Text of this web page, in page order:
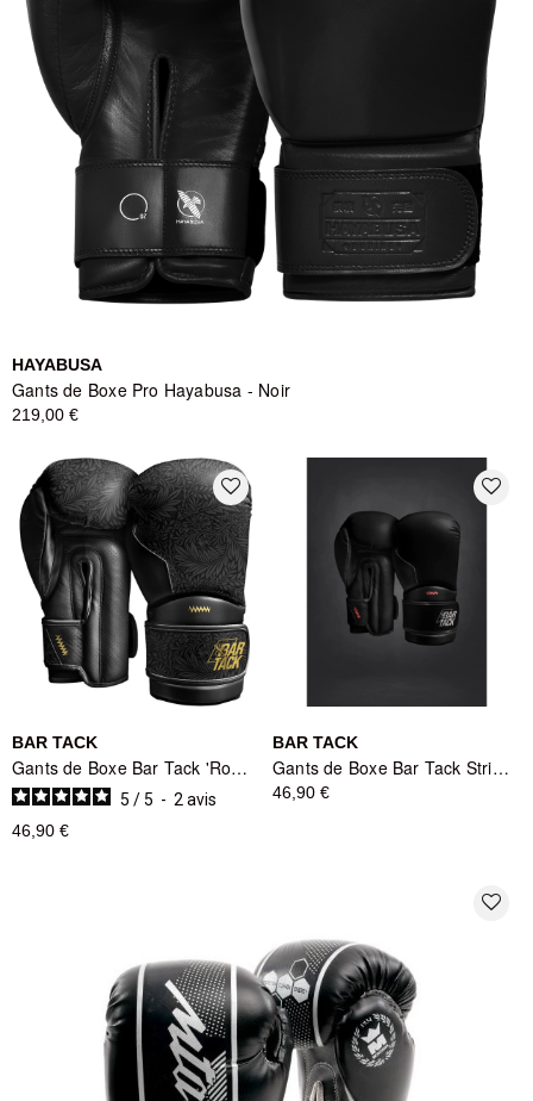
HAYABUSA
Gants de Boxe Pro Hayabusa - Noir
219,00 €
favorite_border
BAR TACK
Gants de Boxe Bar Tack 'Royal Boxing' - Noir
5 /5 - 2 avis
46,90 €
favorite_border
BAR TACK
Gants de Boxe Bar Tack Striker - Noir
46,90 €
favorite_border